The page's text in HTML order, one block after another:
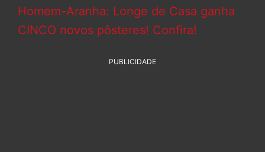
Homem-Aranha: Longe de Casa ganha
CINCO novos pôsteres! Confira!
PUBLICIDADE